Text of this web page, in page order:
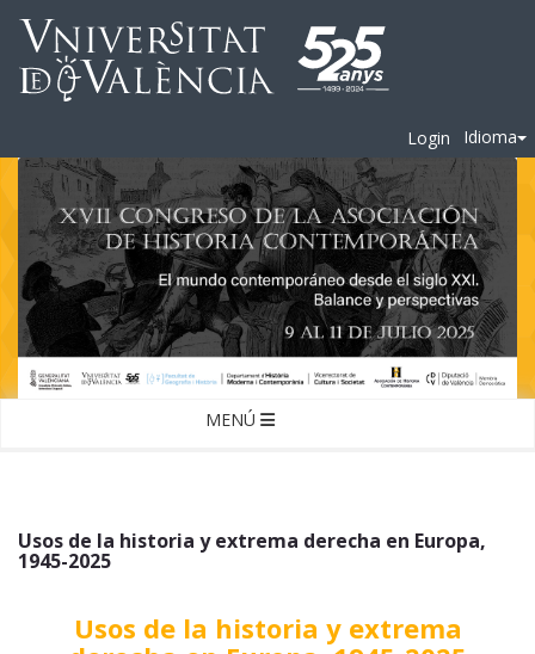
Login Idioma
MENÚ
Usos de la historia y extrema derecha en Europa,
1945-2025
Usos de la historia y extrema